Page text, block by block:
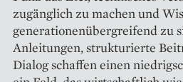
zugänglich zu machen und
generationenübergreifend zu
Anleitungen, strukturierte
Dialog schaffen einen